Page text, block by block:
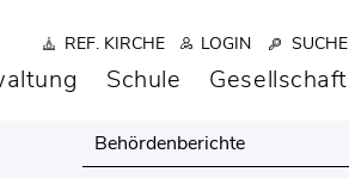
REF. KIRCHE LOGIN SUCHE
Schule Gesellschaft
POLITIK
Behördenberichte